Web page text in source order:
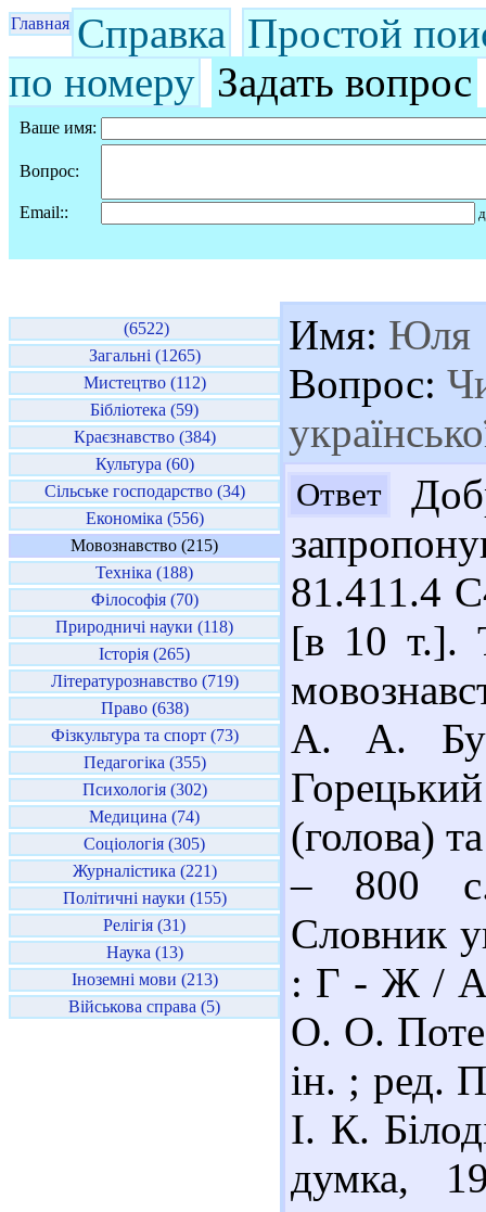
Главная Справка Простой
по номеру Задать вопрос
Ваше имя:
Вопрос:
Email::
(6522)
Загальні (1265)
Мистецтво (112)
Бібліотека (59)
Краєзнавство (384)
Культура (60)
Сільське господарство (34)
Економіка (556)
Мовознавство (215)
Техніка (188)
Філософія (70)
Природничі науки (118)
Історія (265)
Літературознавство (719)
Право (638)
Фізкультура та спорт (73)
Педагогіка (355)
Психологія (302)
Медицина (74)
Соціологія (305)
Журналістика (221)
Політичні науки (155)
Релігія (31)
Наука (13)
Іноземні мови (213)
Військова справа (5)
Имя: Юля
Вопрос:
Ответ
81.411.4
[в 10
А. А.
(голова)
– 800
Словник
: Г - Ж /
О. О.
ін. ; ред.
І. К.
думка,